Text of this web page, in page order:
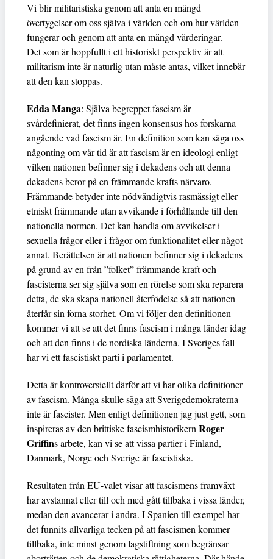
Vi blir militaristiska genom att anta en mängd
övertygelser om oss själva i världen och om hur världen
fungerar och genom att anta en mängd värderingar.
Det som är hoppfullt i ett historiskt perspektiv är att
militarism inte är naturlig utan måste antas, vilket innebär
att den kan stoppas.
Edda Manga: Själva begreppet fascism är
svårdefinierat, det finns ingen konsensus hos forskarna
angående vad fascism är. En definition som kan säga oss
någonting om vår tid är att fascism är en ideologi enligt
vilken nationen befinner sig i dekadens och att denna
dekadens beror på en främmande krafts närvaro.
Främmande betyder inte nödvändigtvis rasmässigt eller
etniskt främmande utan avvikande i förhållande till den
nationella normen. Det kan handla om avvikelser i
sexuella frågor eller i frågor om funktionalitet eller något
annat. Berättelsen är att nationen befinner sig i dekadens
på grund av en från ”folket” främmande kraft och
fascisterna ser sig själva som en rörelse som ska reparera
detta, de ska skapa nationell återfödelse så att nationen
återfår sin forna storhet. Om vi följer den definitionen
kommer vi att se att det finns fascism i många länder idag
och att den finns i de nordiska länderna. I Sveriges fall
har vi ett fascistiskt parti i parlamentet.
Detta är kontroversiellt därför att vi har olika definitioner
av fascism. Många skulle säga att Sverigedemokraterna
inte är fascister. Men enligt definitionen jag just gett, som
inspireras av den brittiske fascismhistorikern Roger
Griffins arbete, kan vi se att vissa partier i Finland,
Danmark, Norge och Sverige är fascistiska.
Resultaten från EU-valet visar att fascismens framväxt
har avstannat eller till och med gått tillbaka i vissa länder,
medan den avancerar i andra. I Spanien till exempel har
det funnits allvarliga tecken på att fascismen kommer
tillbaka, inte minst genom lagstiftning som begränsar